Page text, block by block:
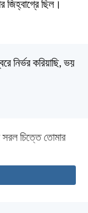
জিহ্বাগ্রে ছিল।
নির্ভর করিয়াছি, ভয়
চিত্তে তোমার